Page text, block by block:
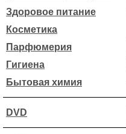
Здоровое питание
Косметика
Парфюмерия
Гигиена
Бытовая химия
DVD